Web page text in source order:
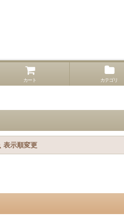
カート カテゴリ
表示順変更